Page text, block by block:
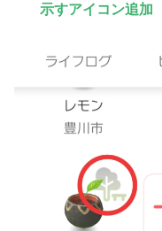
示すアイコン追加